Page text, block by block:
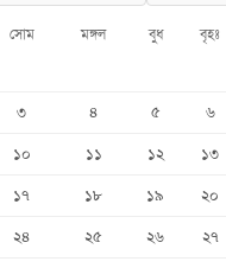
সোম মঙ্গল বুধ বৃহঃ
৩ ৪ ৫ ৬
১০ ১১ ১২ ১৩
১৭ ১৮ ১৯ ২০
২৪ ২৫ ২৬ ২৭